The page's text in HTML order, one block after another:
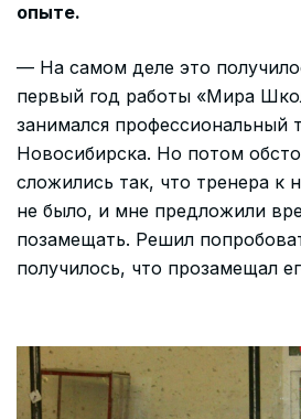
опыте.
— На самом деле это
первый год работы «Мира
занимался профессиональный
Новосибирска. Но потом
сложились так, что тренера к
не было, и мне предложили
позамещать. Решил
получилось, что прозамещал